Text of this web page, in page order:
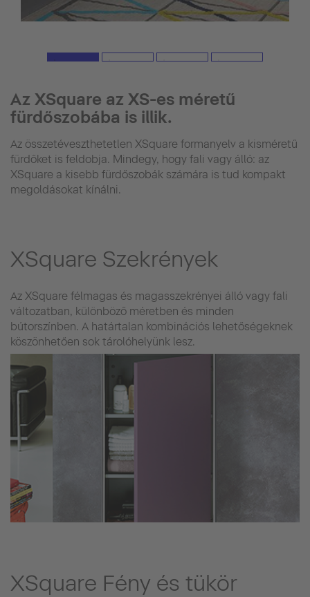
Az XSquare az XS-es méretű
fürdőszobába is illik.
Az összetéveszthetetlen XSquare formanyelv a kisméretű
fürdőket is feldobja. Mindegy, hogy fali vagy álló: az
XSquare a kisebb fürdőszobák számára is tud kompakt
megoldásokat kínálni.
XSquare Szekrények
Az XSquare félmagas és magasszekrényei álló vagy fali
változatban, különböző méretben és minden
bútorszínben. A határtalan kombinációs lehetőségeknek
köszönhetően sok tárolóhelyünk lesz.
XSquare Fény és tükör